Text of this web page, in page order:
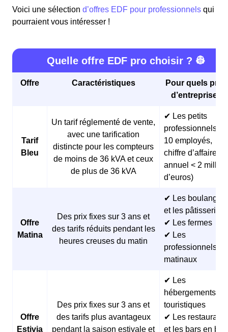
Voici une sélection d’offres EDF pour professionnels qui
pourraient vous intéresser !
Quelle offre EDF pro choisir ? 👷
Offre Caractéristiques
Pour quels
d’entreprises
Tarif
Bleu
Un tarif réglementé de vente,
avec une tarification
distincte pour les compteurs
de moins de 36 kVA et ceux
de plus de 36 kVA
✔ Les petits
professionnels (<
10 employés,
chiffre d’affaires
annuel < 2
d’euros)
Offre
Matina
Des prix fixes sur 3 ans et
des tarifs réduits pendant les
heures creuses du matin
✔ Les
et les pâtisseries
✔ Les fermes
✔ Les
professionnels
matinaux
Offre
Estivia
Des prix fixes sur 3 ans et
des tarifs plus avantageux
pendant la saison estivale et
✔ Les
hébergements
touristiques
✔ Les restaurants
et les bars en